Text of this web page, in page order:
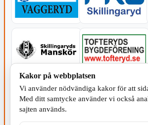
KOMMUNEN
Kakor på webbplatsen
Vi använder nödvändiga kakor för att
Med ditt samtycke använder vi också
sajten används.